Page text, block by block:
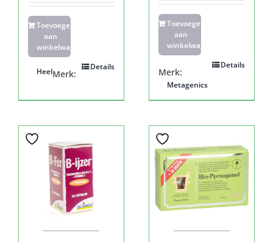
Toevoegen
aan
winkelwagen
Details
Merk:
Heel
Toevoegen
aan
winkelwagen
Details
Merk:
Metagenics